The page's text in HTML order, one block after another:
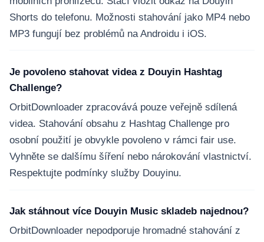
Shorts do telefonu. Možnosti stahování jako MP4 nebo
MP3 fungují bez problémů na Androidu i iOS.
Je povoleno stahovat videa z Douyin Hashtag
Challenge?
OrbitDownloader zpracovává pouze veřejně sdílená
videa. Stahování obsahu z Hashtag Challenge pro
osobní použití je obvykle povoleno v rámci fair use.
Vyhněte se dalšímu šíření nebo nárokování vlastnictví.
Respektujte podmínky služby Douyinu.
Jak stáhnout více Douyin Music skladeb najednou?
OrbitDownloader nepodporuje hromadné stahování z